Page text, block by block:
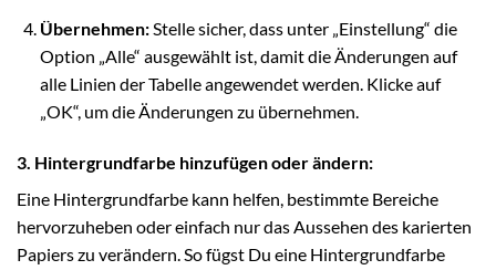
Übernehmen:Stelle sicher, dass unter „Einstellung“ die
Option „Alle“ ausgewählt ist, damit die Änderungen auf
alle Linien der Tabelle angewendet werden. Klicke auf
„OK“, um die Änderungen zu übernehmen.
3. Hintergrundfarbe hinzufügen oder ändern:
Eine Hintergrundfarbe kann helfen, bestimmte Bereiche
hervorzuheben oder einfach nur das Aussehen des karierten
Papiers zu verändern. So fügst Du eine Hintergrundfarbe